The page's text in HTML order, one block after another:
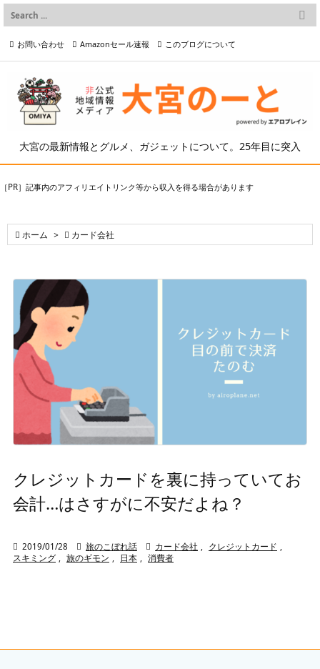
大宮の最新情報とグルメ、ガジェットについて。25年目に突入

メニュー

検索
お問い合わせ Amazonセール速報 このブログについて
プライバシーポリシー等
［PR］記事内のアフィリエイトリンク等から収入を得る場合があります
 ホーム >  カード会社
クレジットカードを裏に持っていてお
会計…はさすがに不安だよね？
 2019/01/28  旅のこぼれ話  カード会社 クレジットカード
スキミング
旅のギモン 日本 消費者